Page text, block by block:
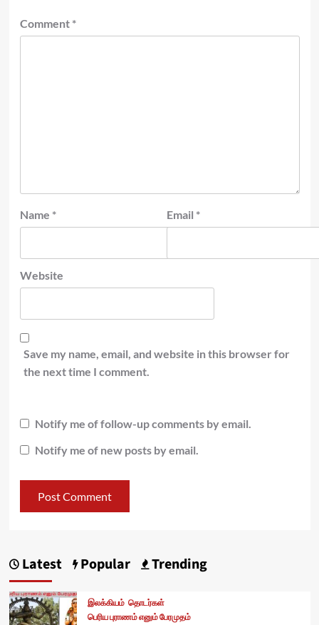
Comment *
Name * Email *
Website
Save my name, email, and website in this browser for
the next time I comment.
Notify me of follow-up comments by email.
Notify me of new posts by email.
Latest Popular Trending
இலக்கியம் தொடர்கள்
பெரிய புராணம் எனும் பேரமுதம்